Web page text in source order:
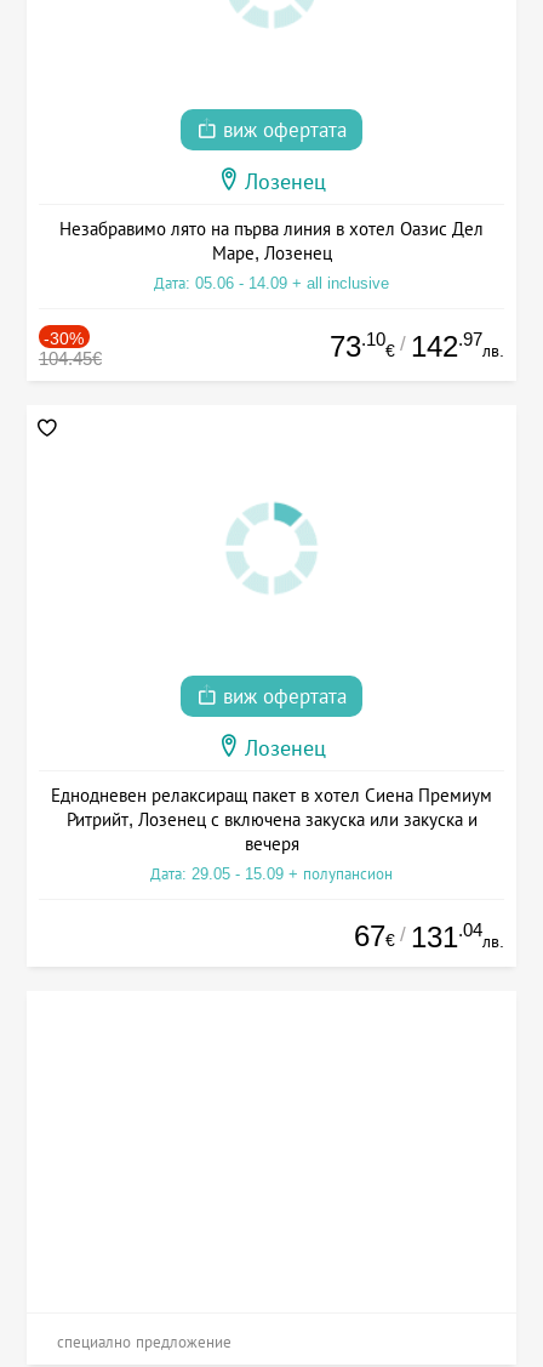
виж офертата
Лозенец
Незабравимо лято на първа линия в хотел Оазис Дел
Маре, Лозенец
Дата: 05.06 - 14.09 + all inclusive
-30%
104.45€ 73.10
€ / 142.97
лв.
виж офертата
Лозенец
Еднодневен релаксиращ пакет в хотел Сиена Премиум
Ритрийт, Лозенец с включена закуска или закуска и
вечеря
Дата: 29.05 - 15.09 + полупансион
67€ / 131.04
лв.
специално предложение